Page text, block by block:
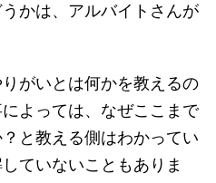
かは、アルバイトさんが
がいとは何かを教えるの
よっては、なぜここまで
と教える側はわかってい
ていないこともありま